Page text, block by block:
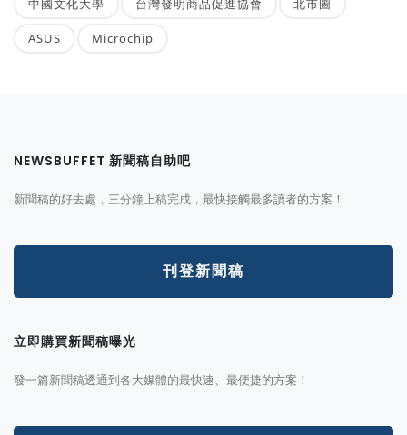
中國文化大學 台灣發明商品促進協會 北市圖
ASUS Microchip
NEWSBUFFET 新聞稿自助吧
新聞稿的好去處，三分鐘上稿完成，最快接觸最多讀者的方案！
刊登新聞稿
立即購買新聞稿曝光
發一篇新聞稿透通到各大媒體的最快速、最便捷的方案！